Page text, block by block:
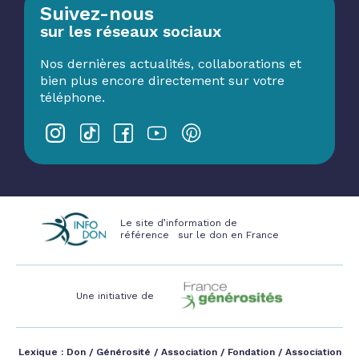
Suivez-nous
sur les réseaux sociaux
Nos dernières actualités, collaborations et
bien plus encore directement sur votre
téléphone.
Le site d’information de
référence sur le don en France
Une initiative de
Lexique : Don/ Générosité / Association/ Fondation/ Association